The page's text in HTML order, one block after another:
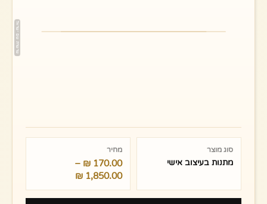
סוג מוצר
מתנות בעיצוב אישי
מחיר
170.00
₪
–
1,850.00
₪